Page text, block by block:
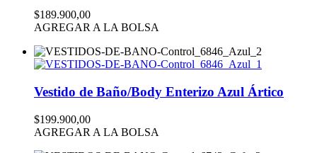
$189.900,00
AGREGAR A LA BOLSA
Vestido de Baño/Body Enterizo Azul Ártico
$199.900,00
AGREGAR A LA BOLSA